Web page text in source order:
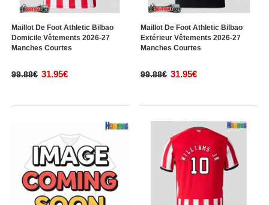
Maillot De Foot Athletic Bilbao
Domicile Vêtements 2026-27
Manches Courtes
99.88€ 31.95€
Maillot De Foot Athletic Bilbao
Extérieur Vêtements 2026-27
Manches Courtes
99.88€ 31.95€